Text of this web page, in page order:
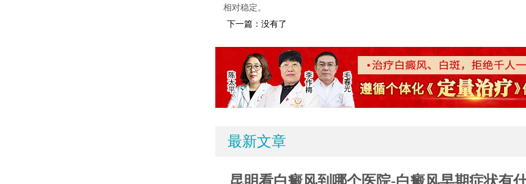
相对稳定。
下一篇：没有了
最新文章